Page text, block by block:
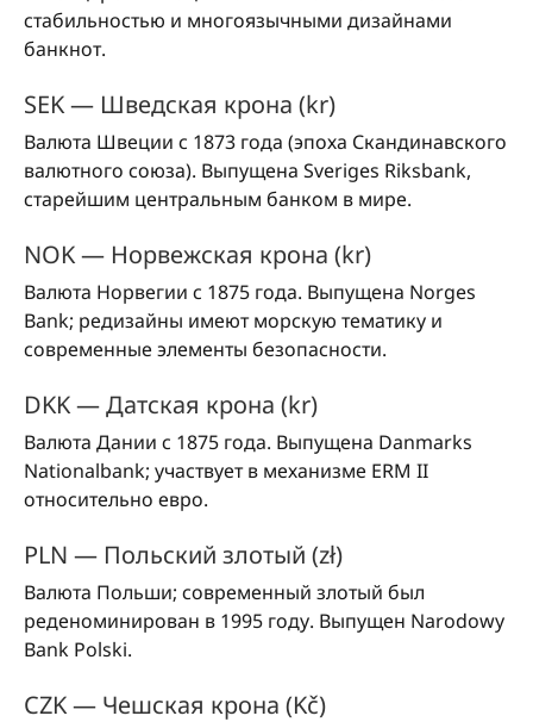
стабильностью и многоязычными дизайнами
банкнот.
SEK — Шведская крона (kr)
Валюта Швеции с 1873 года (эпоха Скандинавского
валютного союза). Выпущена Sveriges Riksbank,
старейшим центральным банком в мире.
NOK — Норвежская крона (kr)
Валюта Норвегии с 1875 года. Выпущена Norges
Bank; редизайны имеют морскую тематику и
современные элементы безопасности.
DKK — Датская крона (kr)
Валюта Дании с 1875 года. Выпущена Danmarks
Nationalbank; участвует в механизме ERM II
относительно евро.
PLN — Польский злотый (zł)
Валюта Польши; современный злотый был
реденоминирован в 1995 году. Выпущен Narodowy
Bank Polski.
CZK — Чешская крона (Kč)